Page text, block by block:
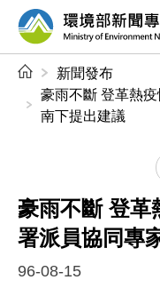
前往中央內容區塊
環境部新
新聞發布
豪雨不斷 登革熱
南下提出建議
豪雨不斷 登
署派員協同專
96-08-15